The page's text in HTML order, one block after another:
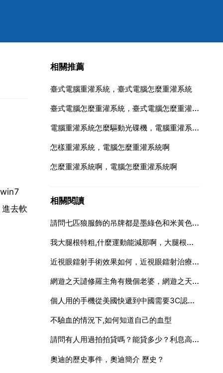
去軟
相關推薦
臺式電腦重灌系統，臺式電腦怎麼重灌系統
臺式電腦怎麼重灌系統，臺式電腦怎麼重灌系統win
電腦重灌系統怎麼驅動光碟機，電腦重灌系統怎麼驅動光碟機？
怎樣重灌系統，電腦怎麼重灌系統啊
怎麼重灌系統啊，電腦怎麼重灌系統啊
相關閱讀
請問七匹狼服飾的吊牌都是墨綠色和米黃色的嗎？如果是白色的是不是高仿？我是在實體店買的
我大腿根特粗,什麼運動能減那啊，大腿根特粗，如何減肥？
近視眼鐳射手術效果如何，近視眼鐳射治療效果好嗎？
網遊之天譴修羅主角有幾個老婆，網遊之天譴修羅男主角最後和誰在一起了
個人用的手機從美國快遞到中國需要3C認證嗎
不驗血的情況下,如何知道自己的血型
請問有人用過拍拍貸嗎？能貸多少？利息高嗎？
奧迪的歷史事件，奧迪簡介 歷史？